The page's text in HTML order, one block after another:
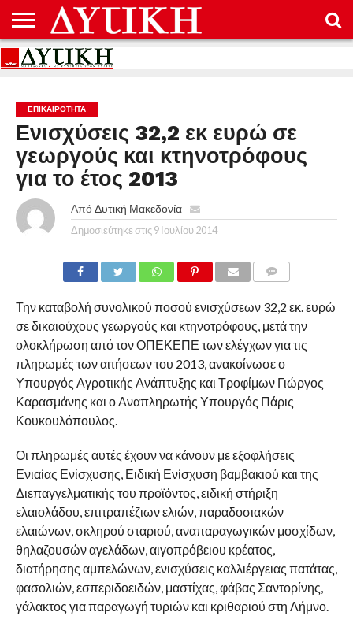
ΑΡΧΙΚΉ
ΕΠΙΚΟΙΝΩΝΊΑ
ΌΡΟΙ
ΠΡΟΣΤΑΣΊΑ
ΕΠΙΚΑΙΡΟΤΗΤΑ
Ενισχύσεις 32,2 εκ ευρώ σε
γεωργούς και κτηνοτρόφους
για το έτος 2013
Από Δυτική Μακεδονία
Δημοσιεύτηκε στις 9 Ιουλίου 2014
Την καταβολή συνολικού ποσού ενισχύσεων 32,2 εκ. ευρώ
σε δικαιούχους γεωργούς και κτηνοτρόφους, μετά την
ολοκλήρωση από τον ΟΠΕΚΕΠΕ των ελέγχων για τις
πληρωμές των αιτήσεων του 2013, ανακοίνωσε ο
Υπουργός Αγροτικής Ανάπτυξης και Τροφίμων Γιώργος
Καρασμάνης και ο Αναπληρωτής Υπουργός Πάρις
Κουκουλόπουλος.
Οι πληρωμές αυτές έχουν να κάνουν με εξοφλήσεις
Ενιαίας Ενίσχυσης, Ειδική Ενίσχυση βαμβακιού και της
Διεπαγγελματικής του προϊόντος, ειδική στήριξη
ελαιολάδου, επιτραπέζιων ελιών, παραδοσιακών
ελαιώνων, σκληρού σταριού, αναπαραγωγικών μοσχίδων,
θηλαζουσών αγελάδων, αιγοπρόβειου κρέατος,
διατήρησης αμπελώνων, ενισχύσεις καλλιέργειας πατάτας,
φασολιών, εσπεριδοειδών, μαστίχας, φάβας Σαντορίνης,
γάλακτος για παραγωγή τυριών και κριθαριού στη Λήμνο.